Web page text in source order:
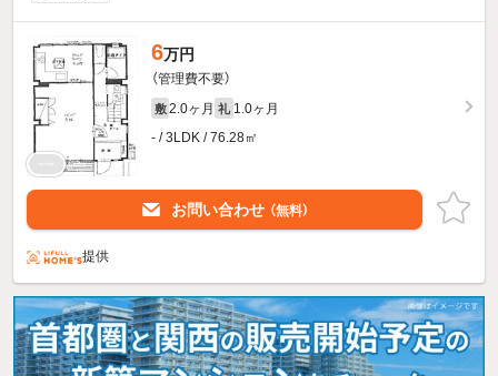
6万円
（管理費不要）
敷 2.0ヶ月 礼 1.0ヶ月
- / 3LDK / 76.28㎡
お問い合わせ （無料）
提供